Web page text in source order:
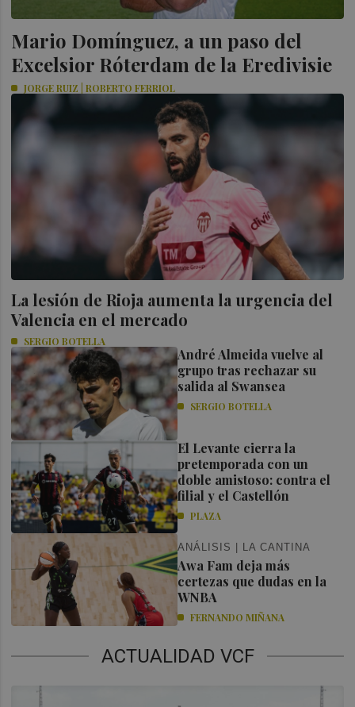
Mario Domínguez, a un paso del
Excelsior Róterdam de la Eredivisie
JORGE RUIZ | ROBERTO FERRIOL
La lesión de Rioja aumenta la urgencia del
Valencia en el mercado
SERGIO BOTELLA
André Almeida vuelve al
grupo tras rechazar su
salida al Swansea
SERGIO BOTELLA
El Levante cierra la
pretemporada con un
doble amistoso: contra el
filial y el Castellón
PLAZA
ANÁLISIS | LA CANTINA
Awa Fam deja más
certezas que dudas en la
WNBA
FERNANDO MIÑANA
ACTUALIDAD VCF